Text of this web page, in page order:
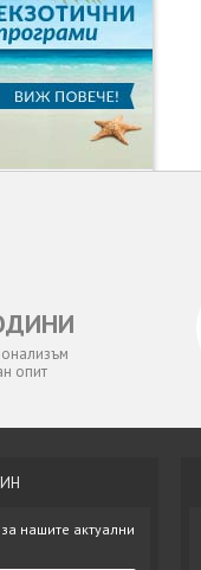
опит
нашите актуални